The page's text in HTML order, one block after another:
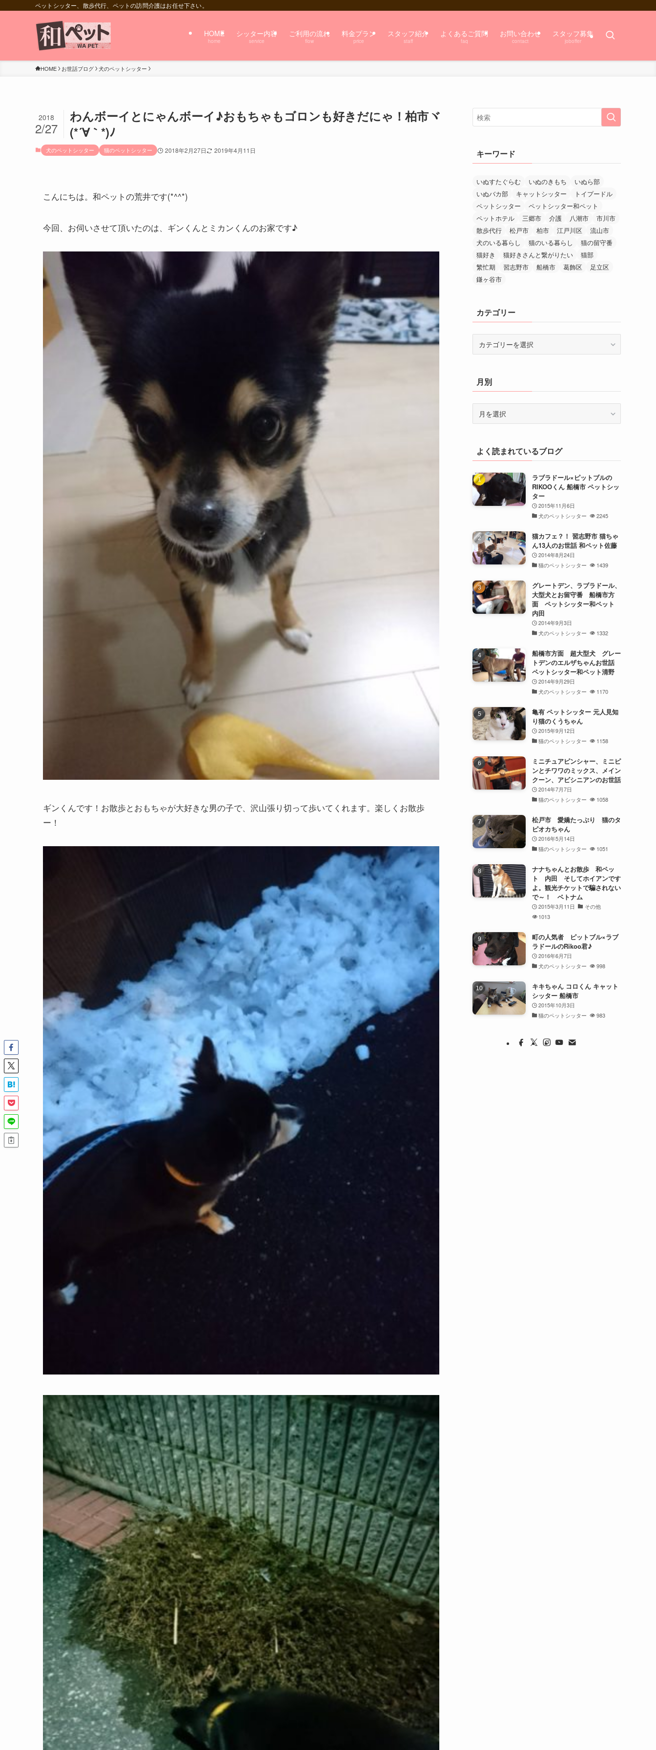
ペットシッター、散歩代行、ペットの訪問介護はお任せ下さい。
HOME
home
シッター内容
service
ご利用の流れ
flow
料金プラン
price
スタッフ紹介
staff
よくあるご質問
faq
お問い合わせ
contact
スタッフ募集
joboffer
HOME お世話ブログ 犬のペットシッター
わんボーイとにゃんボーイ♪おもちゃもゴロンも好きだにゃ！柏市ヾ
(*´∀｀*)ﾉ
2018
2/27
犬のペットシッター 猫のペットシッター 2018年2月27日 2019年4月11日
こんにちは。和ペットの荒井です(*^^*)
今回、お伺いさせて頂いたのは、ギンくんとミカンくんのお家です♪
ギンくんです！お散歩とおもちゃが大好きな男の子で、沢山張り切って歩いてくれます。楽しくお散歩
ー！
キーワード
いぬすたぐらむ いぬのきもち
いぬら部
いぬバカ部
キャットシッター
トイプードル
ペットシッター
ペットシッター和ペット
ペットホテル
三郷市 介護 八潮市
市川市
散歩代行
松戸市 柏市 江戸川区
流山市
犬のいる暮らし
猫のいる暮らし
猫の留守番
猫好き
猫好きさんと繋がりたい
猫部
繁忙期
習志野市 船橋市 葛飾区
足立区
鎌ヶ谷市
カテゴリー
ー月別
よく読まれているブログ
ラブラドール×ピットブルの
RIKOOくん 船橋市 ペットシッ
ター
2015年11月6日
犬のペットシッター
2245
猫カフェ？！ 習志野市 猫ちゃ
ん13人のお世話 和ペット佐藤
2014年8月24日
猫のペットシッター
1439
グレートデン、ラブラドール、
大型犬とお留守番 船橋市方
面 ペットシッター和ペット
内田
2014年9月3日
犬のペットシッター
1332
船橋市方面 超大型犬 グレー
トデンのエルザちゃんお世話
ペットシッター和ペット清野
2014年9月29日
犬のペットシッター
1170
亀有 ペットシッター 元人見知
り猫のくうちゃん
2015年9月12日
猫のペットシッター
1158
ミニチュアピンシャー、ミニピ
ンとチワワのミックス、メイン
クーン、アビシニアンのお世話
2014年7月7日
猫のペットシッター
1058
松戸市 愛嬌たっぷり 猫のタ
ピオカちゃん
2016年5月14日
猫のペットシッター
1051
ナナちゃんとお散歩 和ペッ
ト 内田 そしてホイアンです
よ。観光チケットで騙されない
で～！ ベトナム
2015年3月11日
その他
1013
町の人気者 ピットブル×ラブ
ラドールのRikoo君♪
2016年6月7日
犬のペットシッター
998
キキちゃん コロくん キャット
シッター 船橋市
2015年10月3日
猫のペットシッター
983